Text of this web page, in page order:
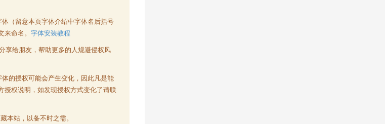
（留意本页字体介绍中字体名后括号
命名。 字体安装教程
享给朋友，帮助更多的人规避侵权风
的授权可能会产生变化，因此凡是能
授权说明，如发现授权方式变化了请联
本站，以备不时之需。